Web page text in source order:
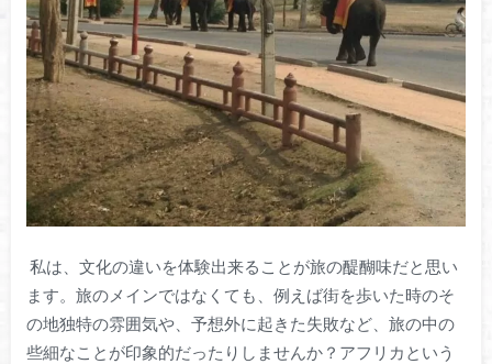
私は、文化の違いを体験出来ることが旅の醍醐味だと思い
ます。 旅のメインではなくても、 例えば街を歩いた時のそ
の地独特の雰囲気や、 予想外に起きた失敗など、 旅の中の
些細なことが印象的だったりしませんか？ アフリカという